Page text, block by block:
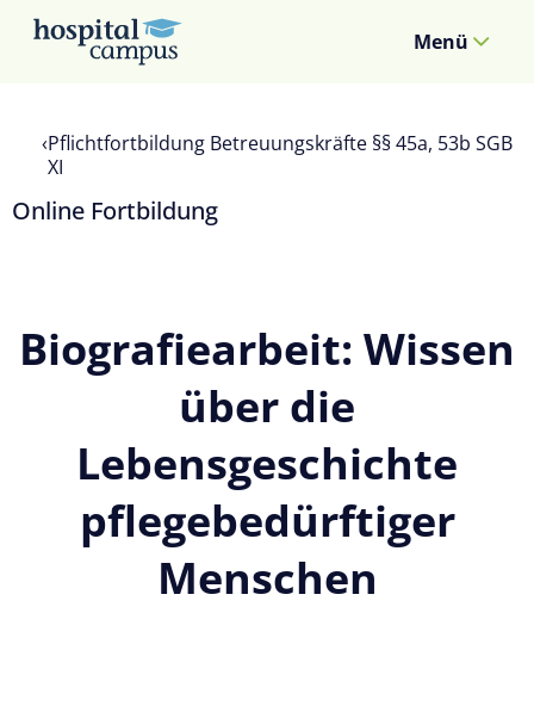
Menü
Pflichtfortbildung Betreuungskräfte §§ 45a, 53b SGB
XI
Online Fortbildung
Biografiearbeit: Wissen
über die
Lebensgeschichte
pflegebedürftiger
Menschen